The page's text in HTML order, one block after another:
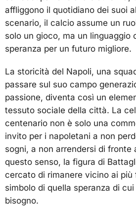
affliggono il quotidiano dei suoi
scenario, il calcio assume un
solo un gioco, ma un linguaggio
speranza per un futuro migliore.
La storicità del Napoli, una
passare sul suo campo
passione, diventa così un
tessuto sociale della città. La
centenario non è solo una
invito per i napoletani a non
sogni, a non arrendersi di fronte
questo senso, la figura di
cercato di rimanere vicino ai più
simbolo di quella speranza di
bisogno.